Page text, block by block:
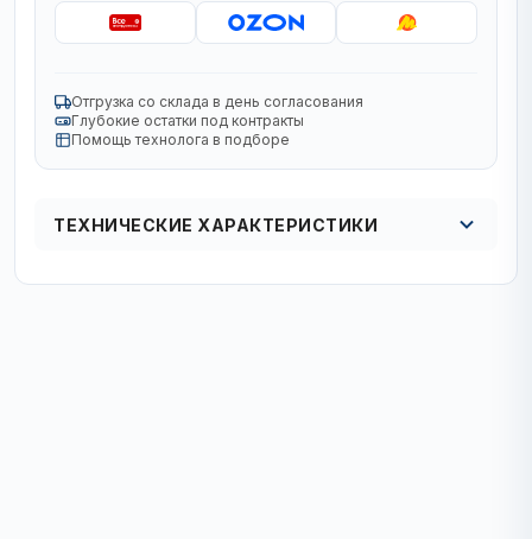
Отгрузка со склада в день согласования
Глубокие остатки под контракты
Помощь технолога в подборе
ТЕХНИЧЕСКИЕ ХАРАКТЕРИСТИКИ
Кол в упаковке